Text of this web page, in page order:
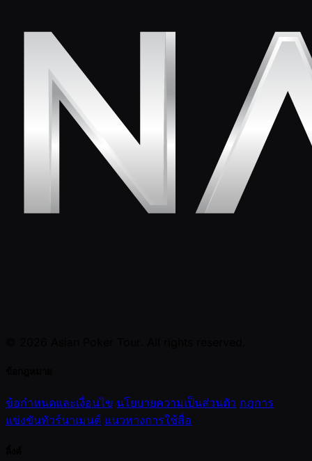
ข้อกำหนดและเงื่อนไข นโยบายความเป็นส่วนตัว กฎการ
แข่งขันทัวร์นาเมนต์ แนวทางการใช้สื่อ